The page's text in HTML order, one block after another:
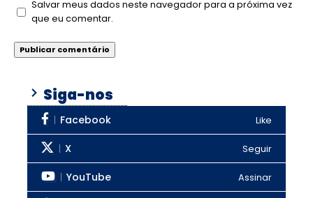
Salvar meus dados neste navegador para a próxima vez
que eu comentar.
Siga-nos
Facebook Like
X Seguir
YouTube Assinar